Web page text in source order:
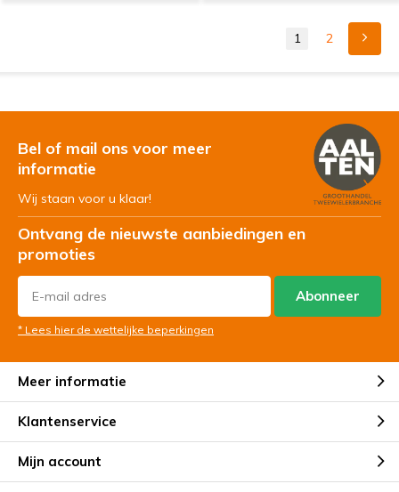
1 2
Bel of mail ons voor meer
informatie
Wij staan voor u klaar!
Ontvang de nieuwste aanbiedingen en
promoties
Abonneer
* Lees hier de wettelijke beperkingen
Meer informatie
Klantenservice
Mijn account